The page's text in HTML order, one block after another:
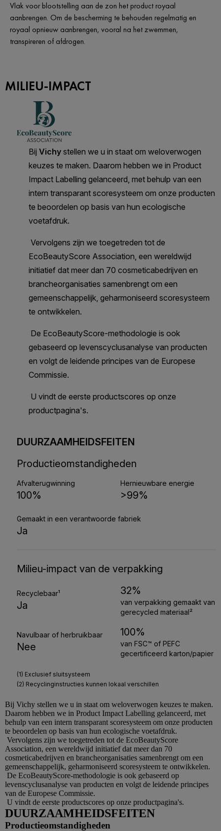
Vlak voor blootstelling aan de zon het product royaal
aanbrengen. Om de bescherming te behouden regelmatig en
royaal opnieuw aanbrengen, vooral na het zwemmen,
transpireren of afdrogen.
MILIEU-IMPACT
Bij Vichy stellen we u in staat om weloverwogen keuzes te maken.
Daarom hebben we in Product Impact Labelling gelanceerd, met
behulp van een intern transparant scoresysteem om onze producten
te beoordelen op basis van hun ecologische voetafdruk.
Vervolgens zijn we toegetreden tot de EcoBeautyScore
Association, een wereldwijd initiatief dat meer dan 70
cosmeticabedrijven en brancheorganisaties samenbrengt om een
gemeenschappelijk, geharmoniseerd scoresysteem te ontwikkelen.
De EcoBeautyScore-methodologie is ook gebaseerd op
levenscyclusanalyse van producten en volgt de leidende principes
van de Europese Commissie.
U vindt de eerste productscores op onze productpagina's.
DUURZAAMHEIDSFEITEN
Productieomstandigheden